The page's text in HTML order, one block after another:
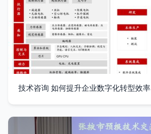
技术咨询 如何提升企业数字化转型效率